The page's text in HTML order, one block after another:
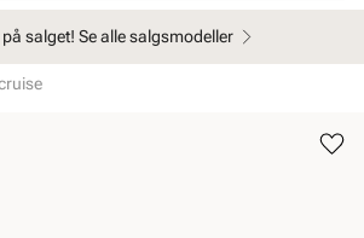
salget! Se alle salgsmodeller